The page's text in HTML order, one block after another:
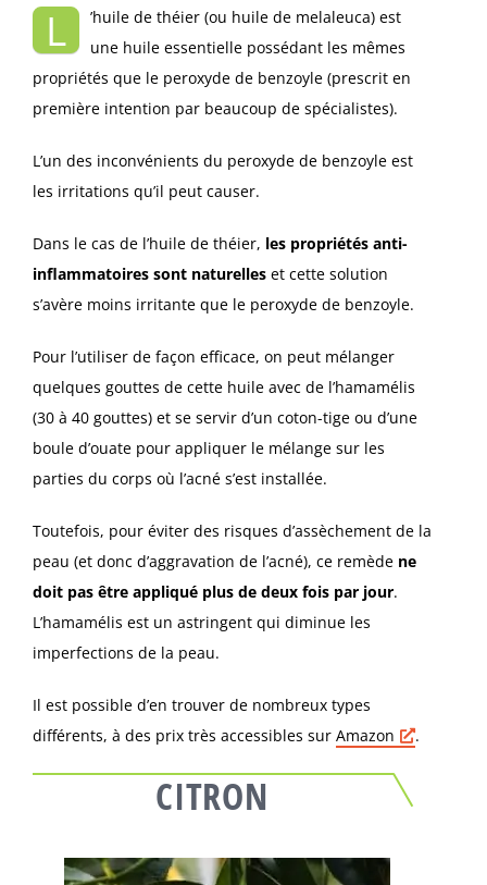
L
’huile de théier (ou huile de melaleuca) est
une huile essentielle possédant les mêmes
propriétés que le peroxyde de benzoyle (prescrit en
première intention par beaucoup de spécialistes).
L’un des inconvénients du peroxyde de benzoyle est
les irritations qu’il peut causer.
Dans le cas de l’huile de théier, les propriétés anti-
inflammatoires sont naturelles et cette solution
s’avère moins irritante que le peroxyde de benzoyle.
Pour l’utiliser de façon efficace, on peut mélanger
quelques gouttes de cette huile avec de l’hamamélis
(30 à 40 gouttes) et se servir d’un coton-tige ou d’une
boule d’ouate pour appliquer le mélange sur les
parties du corps où l’acné s’est installée.
Toutefois, pour éviter des risques d’assèchement de la
peau (et donc d’aggravation de l’acné), ce remède ne
doit pas être appliqué plus de deux fois par jour.
L’hamamélis est un astringent qui diminue les
imperfections de la peau.
Il est possible d’en trouver de nombreux types
différents, à des prix très accessibles sur Amazon .
CITRON